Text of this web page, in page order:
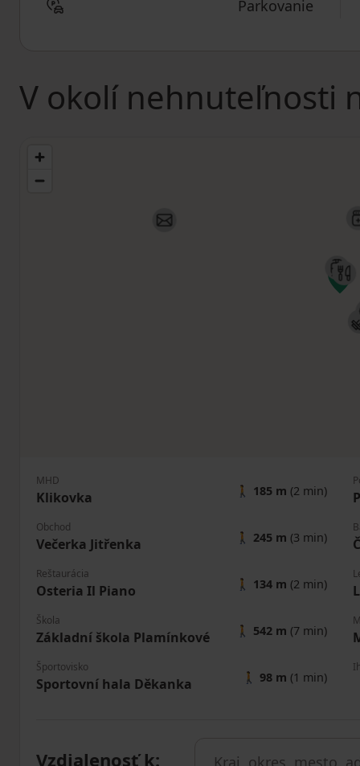
Parkovanie
V okolí nehnuteľnosti
MHD
Klikovka 🚶 185 m (2 min)
Obchod
Večerka Jitřenka 🚶 245 m (3 min)
Reštaurácia
Osteria Il Piano 🚶 134 m (2 min)
Škola
Základní škola Plamínkové 🚶 542 m (7 min)
Športovisko
Sportovní hala Děkanka 🚶 98 m (1 min)
Vzdialenosť k: